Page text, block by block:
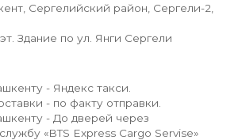
Сергелийский район, Сергели-2,
Здание по ул. Янги Сергели
- Яндекс такси.
- по факту отправки.
- До дверей через
«BTS Express Cargo Servise»